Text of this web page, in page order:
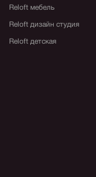
Reloft мебель
Reloft дизайн студия
Reloft детская